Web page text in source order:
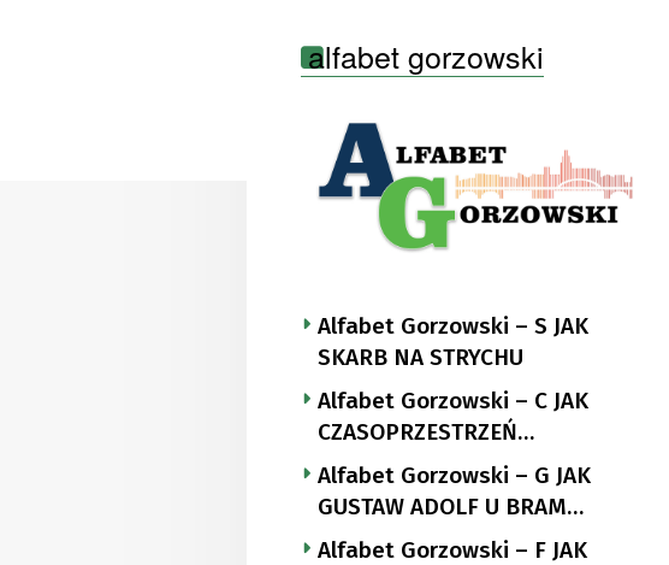
alfabet gorzowski
Alfabet Gorzowski – S JAK
SKARB NA STRYCHU
Alfabet Gorzowski – C JAK
CZASOPRZESTRZEŃ
NUTTGENSA
Alfabet Gorzowski – G JAK
GUSTAW ADOLF U BRAM
LANDSBERGA
Alfabet Gorzowski – F JAK